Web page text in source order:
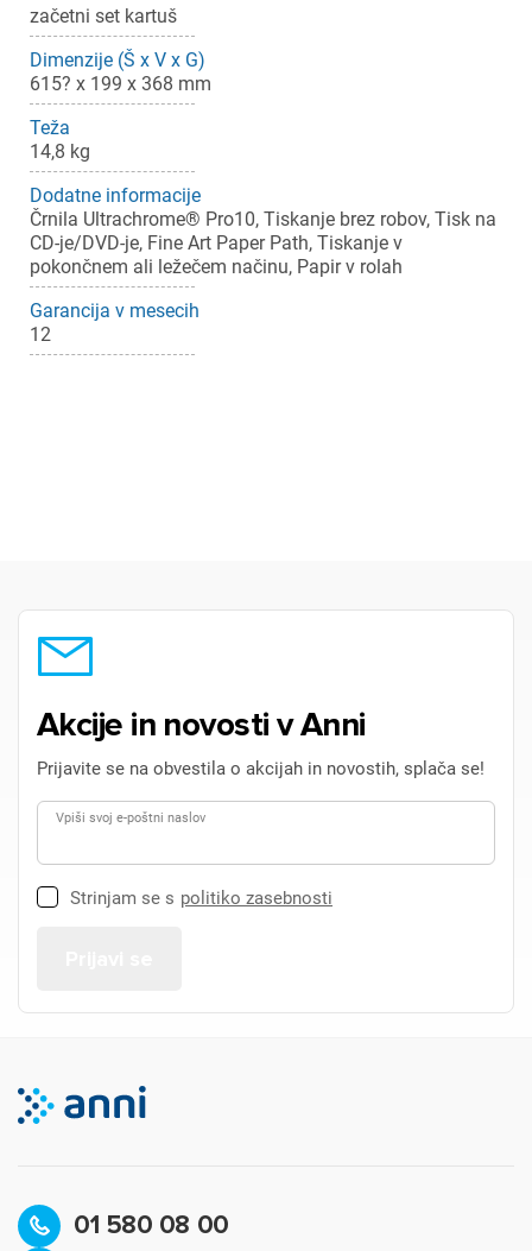
začetni set kartuš
Dimenzije (Š x V x G)
615? x 199 x 368 mm
Teža
14,8 kg
Dodatne informacije
Črnila Ultrachrome® Pro10, Tiskanje brez robov, Tisk na
CD-je/DVD-je, Fine Art Paper Path, Tiskanje v
pokončnem ali ležečem načinu, Papir v rolah
Garancija v mesecih
12
Akcije in novosti v Anni
Prijavite se na obvestila o akcijah in novostih, splača se!
Vpiši svoj e-poštni naslov
Strinjam se s politiko zasebnosti
01 580 08 00
Za dodajanje na seznam želja morate biti prijavljeni.
Prekliči